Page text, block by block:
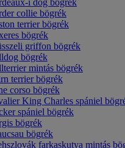
i dog bögrék
collie bögrék
terrier bögrék
bögrék
griffon bögrék
bögrék
mintás bögrék
terrier bögrék
corso bögrék
King Charles spániel
spániel bögrék
bögrék
bögrék
farkaskutya mintás